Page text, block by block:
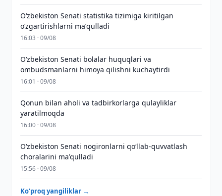
Oʻzbekiston Senati statistika tizimiga kiritilgan
oʻzgartirishlarni maʼqulladi
16:03 · 09/08
Oʻzbekiston Senati bolalar huquqlari va
ombudsmanlarni himoya qilishni kuchaytirdi
16:01 · 09/08
Qonun bilan aholi va tadbirkorlarga qulayliklar
yaratilmoqda
16:00 · 09/08
Oʻzbekiston Senati nogironlarni qoʻllab-quvvatlash
choralarini maʼqulladi
15:56 · 09/08
Ko'proq yangiliklar →